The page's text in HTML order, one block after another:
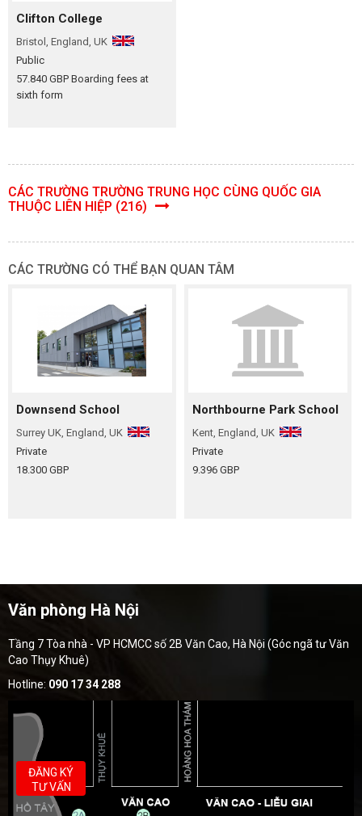
Clifton College
Bristol, England, UK
Public
57.840 GBP Boarding fees at
sixth form
CÁC TRƯỜNG TRƯỜNG TRUNG HỌC CÙNG QUỐC GIA
THUỘC LIÊN HIỆP (216)
CÁC TRƯỜNG CÓ THỂ BẠN QUAN TÂM
Downsend School
Surrey UK, England, UK
Private
18.300 GBP
Northbourne Park School
Kent, England, UK
Private
9.396 GBP
Văn phòng Hà Nội
Tầng 7 Tòa nhà - VP HCMCC số 2B Văn Cao, Hà Nội (Góc ngã tư Văn
Cao Thụy Khuê)
Hotline: 090 17 34 288
ĐĂNG KÝ
TƯ VẤN